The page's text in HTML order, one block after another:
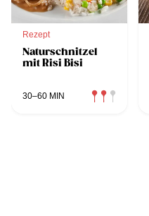
Rezept
Naturschnitzel
mit Risi Bisi
30–60 MIN